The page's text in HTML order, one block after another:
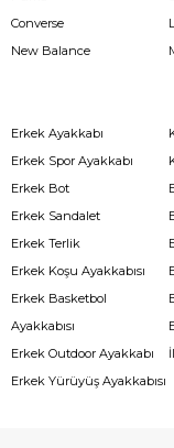
Converse
New Balance
Erkek Ayakkabı
Erkek Spor Ayakkabı
Erkek Bot
Erkek Sandalet
Erkek Terlik
Erkek Koşu Ayakkabısı
Erkek Basketbol
Ayakkabısı
Erkek Outdoor Ayakkabı
Erkek Yürüyüş Ayakkabısı